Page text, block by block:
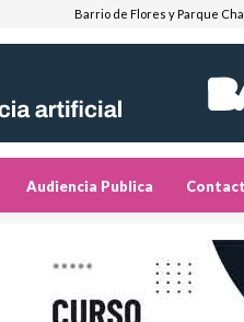
Barrio de Flores y Parque
Audiencia Publica